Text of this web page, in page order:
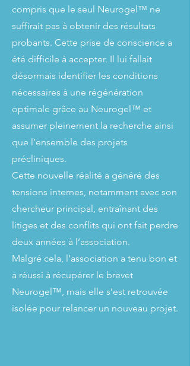
compris que le seul Neurogel™ ne
suffirait pas à obtenir des résultats
probants. Cette prise de conscience a
été difficile à accepter. Il lui fallait
désormais identifier les conditions
nécessaires à une régénération
optimale grâce au Neurogel™ et
assumer pleinement la recherche ainsi
que l’ensemble des projets
précliniques.
Cette nouvelle réalité a généré des
tensions internes, notamment avec son
chercheur principal, entraînant des
litiges et des conflits qui ont fait perdre
deux années à l’association.
Malgré cela, l’association a tenu bon et
a réussi à récupérer le brevet
Neurogel™, mais elle s’est retrouvée
isolée pour relancer un nouveau projet.